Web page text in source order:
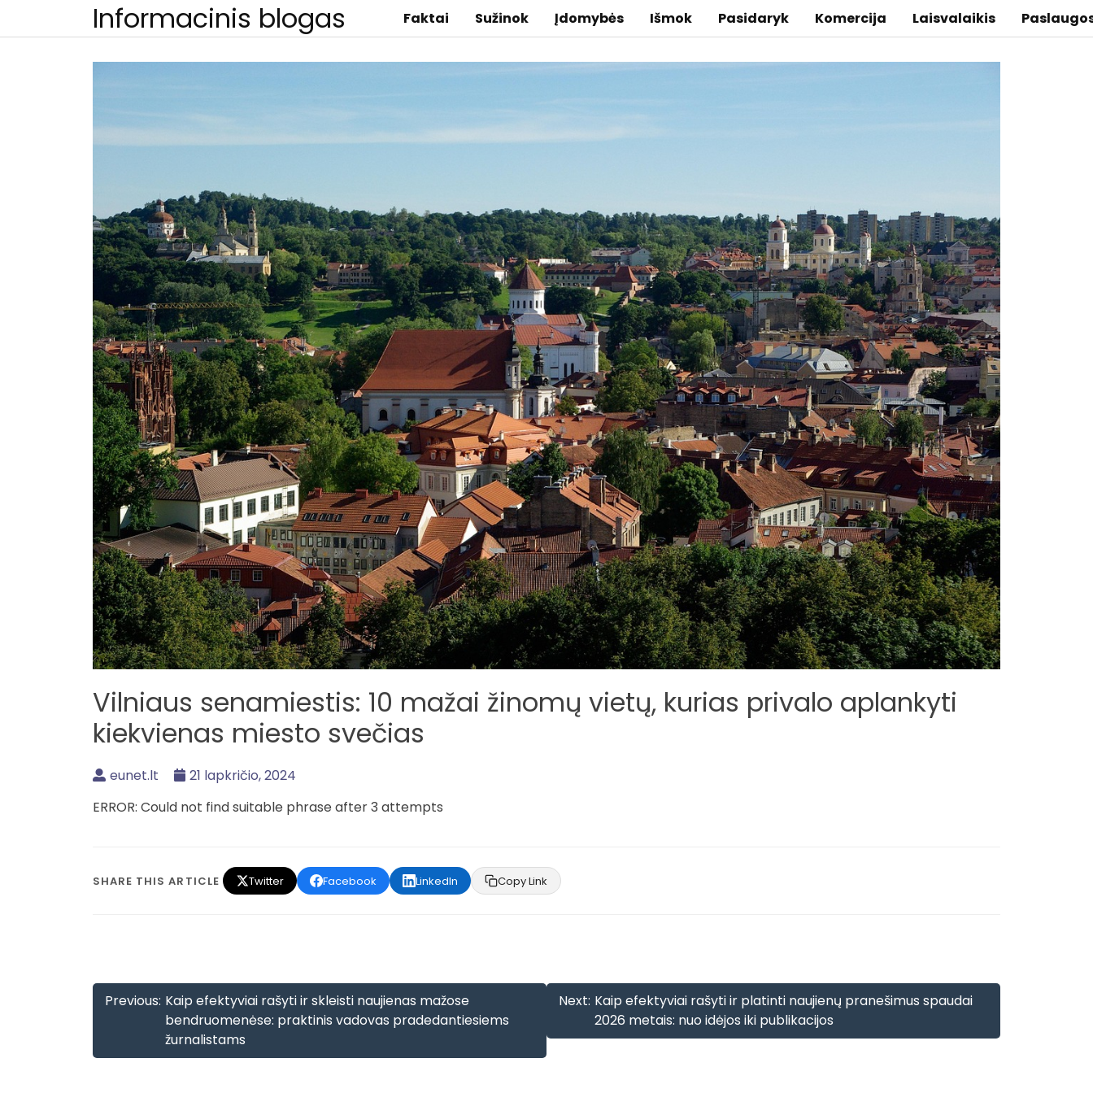
Informacinis blogas Faktai Sužinok Įdomybės Išmok Pasidaryk Komercija Laisvalaikis
Vilniaus senamiestis: 10 mažai žinomų vietų, kurias privalo aplankyti
kiekvienas miesto svečias
eunet.lt
21 lapkričio, 2024
ERROR: Could not find suitable phrase after 3 attempts
SHARE THIS ARTICLE Twitter Facebook LinkedIn Copy Link
Navigacija
įrašų
Previous: Kaip efektyviai rašyti ir skleisti naujienas mažose
bendruomenėse: praktinis vadovas pradedantiesiems
žurnalistams
Next: Kaip efektyviai rašyti ir platinti naujienų pranešimus spaudai
2026 metais: nuo idėjos iki publikacijos